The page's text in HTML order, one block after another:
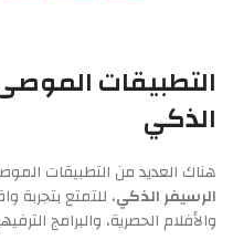
التطبيقات
الذكي
هناك العديد من التطبيقات
الرسيفر الذكي، للتمتع بتجربة
والأفلام الحصرية، والبرامج